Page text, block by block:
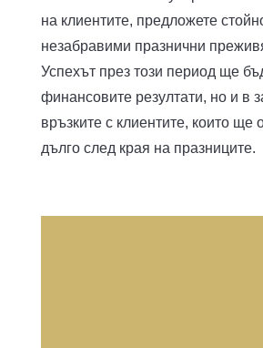
на клиентите, предложете
незабравими празнични
Успехът през този период ще
финансовите резултати, но и в
връзките с клиентите, които ще
дълго след края на празниците.